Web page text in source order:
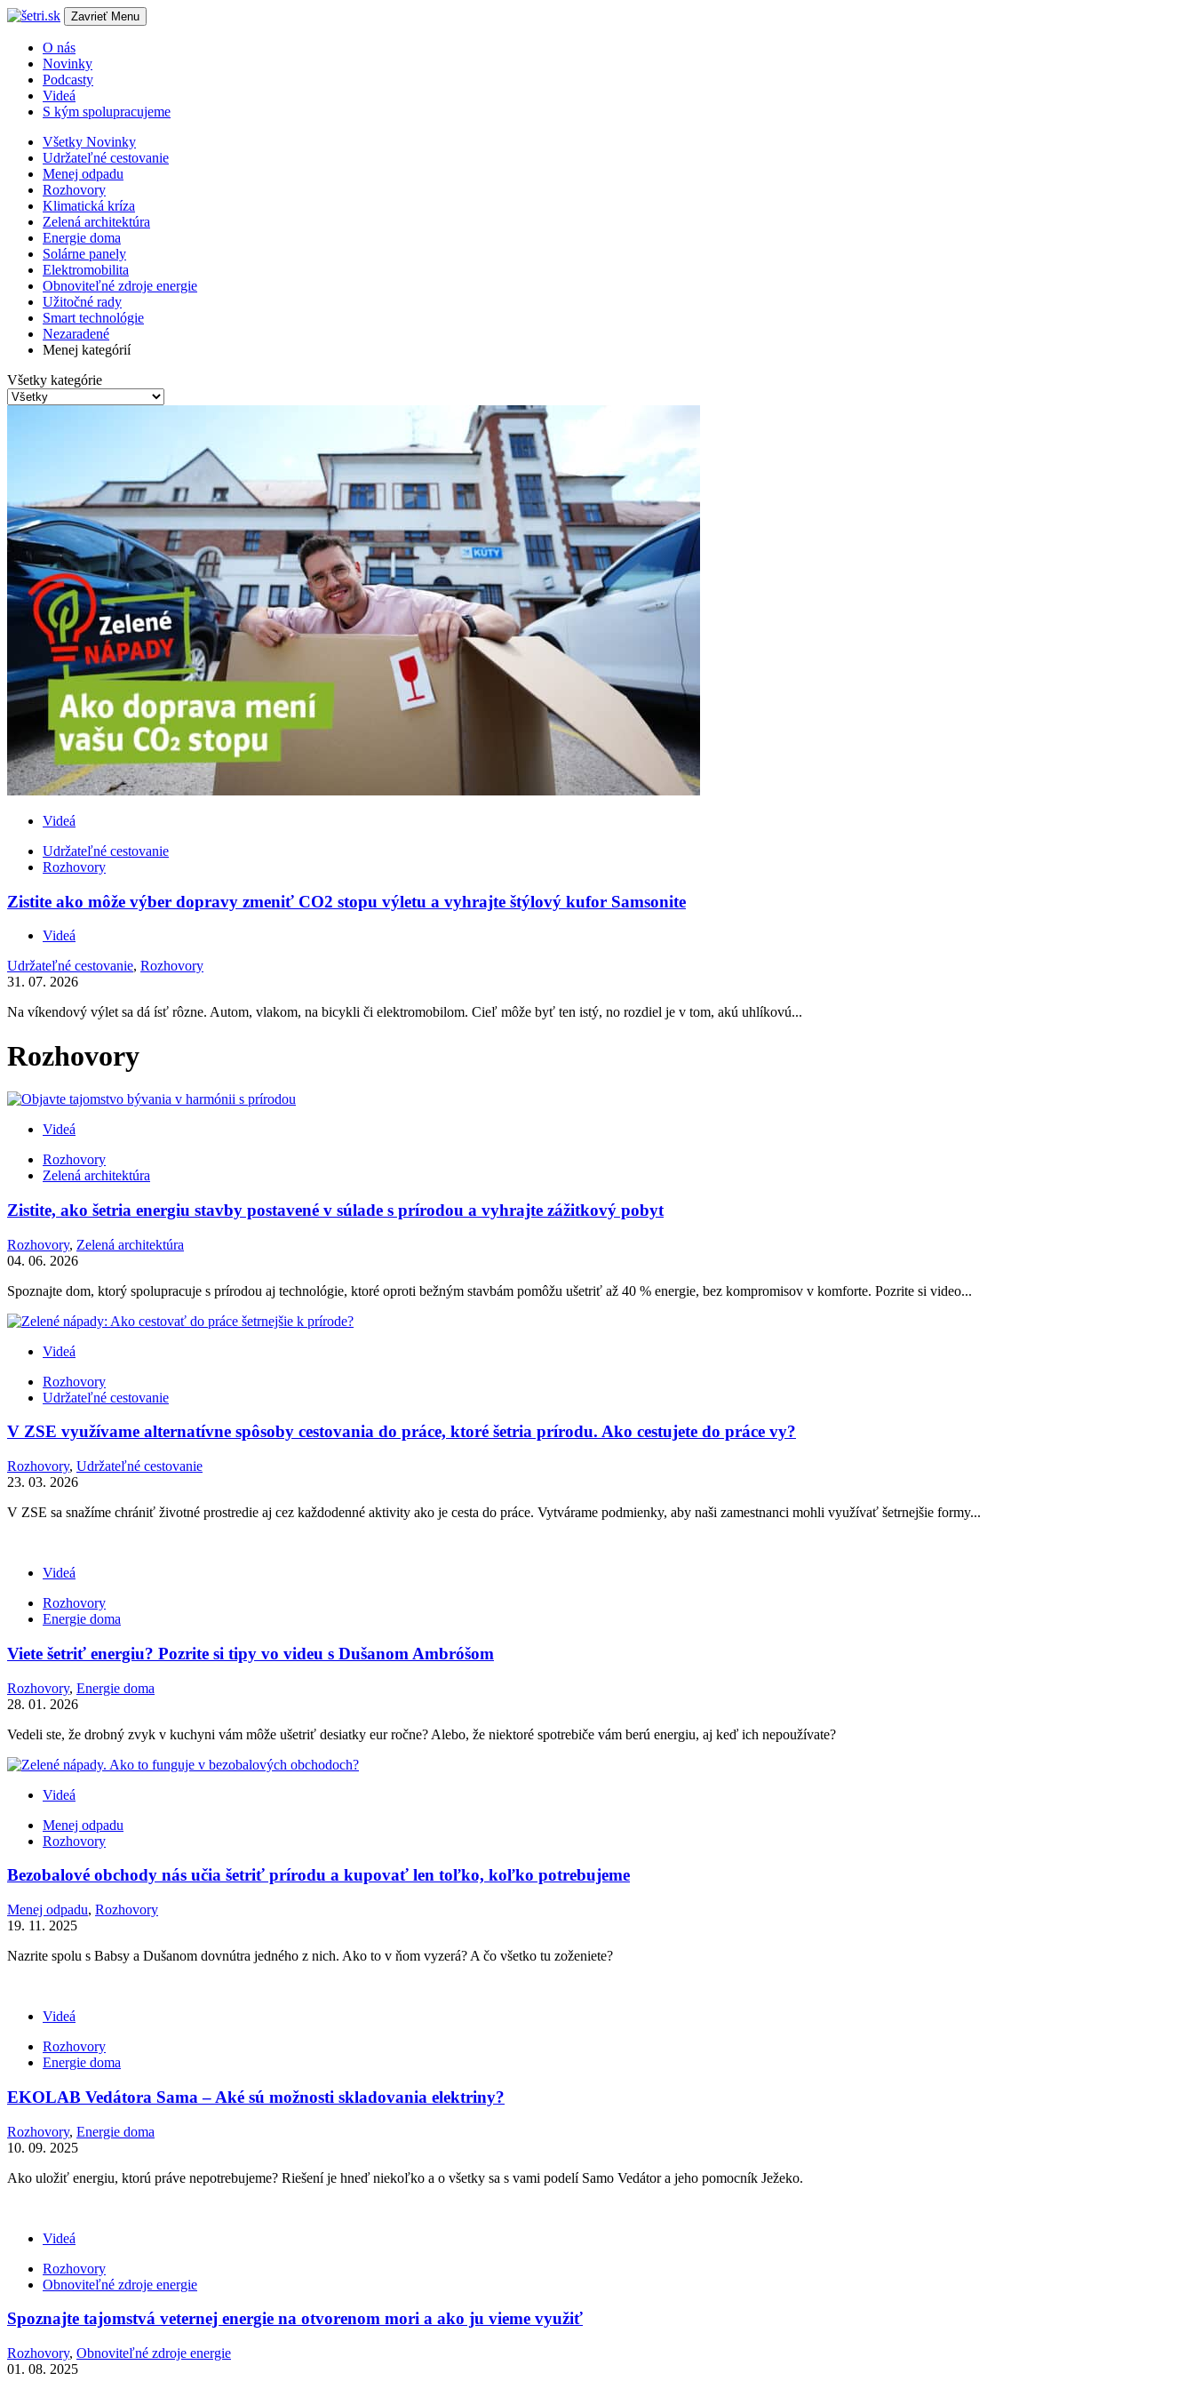
Zavrieť Menu
O nás
Novinky
Podcasty
Videá
S kým spolupracujeme
Všetky Novinky
Udržateľné cestovanie
Menej odpadu
Rozhovory
Klimatická kríza
Zelená architektúra
Energie doma
Solárne panely
Elektromobilita
Obnoviteľné zdroje energie
Užitočné rady
Smart technológie
Nezaradené
Menej kategórií
Všetky kategórie
Videá
Udržateľné cestovanie
Rozhovory
Zistite ako môže výber dopravy zmeniť CO2 stopu výletu a vyhrajte štýlový kufor Samsonite
Videá
Udržateľné cestovanie, Rozhovory
31. 07. 2026
Na víkendový výlet sa dá ísť rôzne. Autom, vlakom, na bicykli či elektromobilom. Cieľ môže byť ten istý, no rozdiel je v tom, akú uhlíkovú...
Rozhovory
Videá
Rozhovory
Zelená architektúra
Zistite, ako šetria energiu stavby postavené v súlade s prírodou a vyhrajte zážitkový pobyt
Rozhovory, Zelená architektúra
04. 06. 2026
Spoznajte dom, ktorý spolupracuje s prírodou aj technológie, ktoré oproti bežným stavbám pomôžu ušetriť až 40 % energie, bez kompromisov v komforte. Pozrite si video...
Videá
Rozhovory
Udržateľné cestovanie
V ZSE využívame alternatívne spôsoby cestovania do práce, ktoré šetria prírodu. Ako cestujete do práce vy?
Rozhovory, Udržateľné cestovanie
23. 03. 2026
V ZSE sa snažíme chrániť životné prostredie aj cez každodenné aktivity ako je cesta do práce. Vytvárame podmienky, aby naši zamestnanci mohli využívať šetrnejšie formy...
Videá
Rozhovory
Energie doma
Viete šetriť energiu? Pozrite si tipy vo videu s Dušanom Ambróšom
Rozhovory, Energie doma
28. 01. 2026
Vedeli ste, že drobný zvyk v kuchyni vám môže ušetriť desiatky eur ročne? Alebo, že niektoré spotrebiče vám berú energiu, aj keď ich nepoužívate?
Videá
Menej odpadu
Rozhovory
Bezobalové obchody nás učia šetriť prírodu a kupovať len toľko, koľko potrebujeme
Menej odpadu, Rozhovory
19. 11. 2025
Nazrite spolu s Babsy a Dušanom dovnútra jedného z nich. Ako to v ňom vyzerá? A čo všetko tu zoženiete?
Videá
Rozhovory
Energie doma
EKOLAB Vedátora Sama – Aké sú možnosti skladovania elektriny?
Rozhovory, Energie doma
10. 09. 2025
Ako uložiť energiu, ktorú práve nepotrebujeme? Riešení je hneď niekoľko a o všetky sa s vami podelí Samo Vedátor a jeho pomocník Ježeko.
Videá
Rozhovory
Obnoviteľné zdroje energie
Spoznajte tajomstvá veternej energie na otvorenom mori a ako ju vieme využiť
Rozhovory, Obnoviteľné zdroje energie
01. 08. 2025